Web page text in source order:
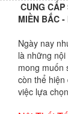
CUNG
MIỀN BẮC -
Ngày nay
là những
mong muốn
còn thể
việc lựa